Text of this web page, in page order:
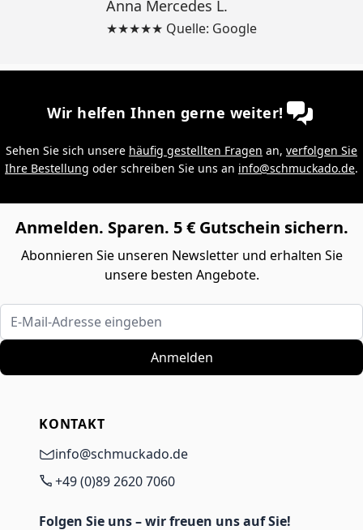
Anna Mercedes L.
★★★★★ Quelle: Google
Wir helfen Ihnen gerne weiter!
Sehen Sie sich unsere häufig gestellten Fragen an, verfolgen Sie
Ihre Bestellung oder schreiben Sie uns an info@schmuckado.de.
Anmelden. Sparen. 5 € Gutschein sichern.
Abonnieren Sie unseren Newsletter und erhalten Sie
unsere besten Angebote.
E-Mail-Adresse eingeben
Anmelden
KONTAKT
info@schmuckado.de
+49 (0)89 2620 7060
Folgen Sie uns – wir freuen uns auf Sie!